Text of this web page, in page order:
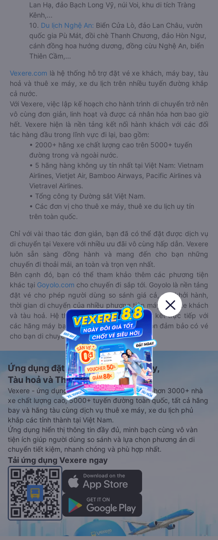
Lan Hạ, đảo Bạch Long Vỹ, núi Voi, khu di tích Tràng
Kênh,...
10. Du lịch Nghệ An: Biển Cửa Lò, đảo Lan Châu, vườn
quốc gia Pù Mát, đồi chè Thanh Chương, đảo Hòn Ngư,
cánh đồng hoa hướng dương, đồng cừu Nghệ An, biển
Thiên Cầm,...
Vexere.com là hệ thống hỗ trợ đặt vé xe khách, máy bay, tàu
hoả và thuê xe máy, xe du lịch trên nhiều tuyến đường khắp
cả nước.
Với Vexere, việc lập kế hoạch cho hành trình di chuyển trở nên
vô cùng đơn giản, linh hoạt và được cá nhân hóa hơn bao giờ
hết. Vexere hiện là nền tảng kết nối hành khách với các đối
tác hàng đầu trong lĩnh vực đi lại, bao gồm:
• 2000+ hãng xe chất lượng cao trên 5000+ tuyến
đường trong và ngoài nước.
• 5 hãng hàng không uy tín nhất tại Việt Nam: Vietnam
Airlines, Vietjet Air, Bamboo Airways, Pacific Airlines và
Vietravel Airlines.
• Tổng công ty Đường sắt Việt Nam.
• Các đơn vị cho thuê xe máy, thuê xe du lịch uy tín
trên toàn quốc.
Chỉ với vài thao tác đơn giản, bạn đã có thể đặt được dịch vụ
di chuyển tại Vexere với nhiều ưu đãi vô cùng hấp dẫn. Vexere
luôn sẵn sàng đồng hành và mang đến cho bạn những
chuyến đi thoải mái, an toàn và trọn vẹn nhất.
Bên cạnh đó, bạn có thể tham khảo thêm các phương tiện
khác tại Goyolo.com cho chuyến đi sắp tới. Goyolo là nền tảng
đặt vé cho phép người dùng so sánh giá cả, giờ khởi hành,
thời gian di chuyển của nhiều phương tiện máy bay, xe khách
và tàu hoả. Hệ thống của Goyolo được liên kết trực tiếp với
các hãng máy bay, xe khách và tàu hoả, luôn đảm bảo có vé
cho bạn di chuyển.
Ứng dụng đặt vé Xe khách, Máy bay,
Tàu hoả và Thuê xe
Vexere - ứng dụng đặt vé đa phương tiện với hơn 3000+ nhà
xe chất lượng cao, 5000+ tuyến đường toàn quốc, tất cả hãng
bay và hãng tàu cùng dịch vụ thuê xe máy, xe du lịch phủ
khắp các tỉnh thành tại Việt Nam.
Ứng dụng hiển thị thông tin đầy đủ, minh bạch cùng vô vàn
tiện ích giúp người dùng so sánh và lựa chọn phương án di
chuyển tiết kiệm, nhanh chóng và phù hợp nhất.
Tải ứng dụng Vexere ngay